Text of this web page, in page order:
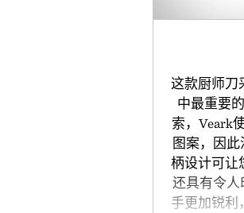
这款厨师刀
中最重要
索，Veark
图案，因
柄设计可让
还具有令人
手更加锐利